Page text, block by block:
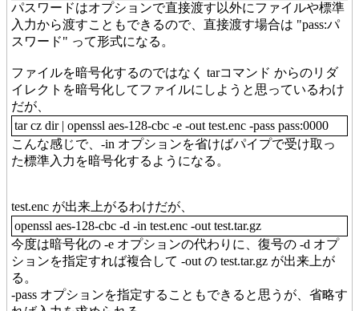
パスワードはオプションで直接渡す以外にファイルや標準
入力から渡すこともできるので、直接渡す場合は "pass:パ
スワード" って形式になる。
ファイルを暗号化するのではなく tarコマンド からのリダ
イレクトを暗号化してファイルにしようと思っているわけ
だが、
tar cz dir | openssl aes-128-cbc -e -out test.enc -pass pass:0000
こんな感じで、-in オプションを省けばパイプで受け取っ
た標準入力を暗号化するようになる。
test.enc が出来上がるわけだが、
openssl aes-128-cbc -d -in test.enc -out test.tar.gz
今度は暗号化の -e オプションの代わりに、復号の -d オプ
ションを指定すれば複合して -out の test.tar.gz が出来上が
る。
-pass オプションを指定することもできると思うが、省略す